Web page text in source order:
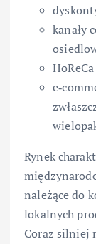
kanały
Rynek
należące do
lokalnych
Coraz silniej